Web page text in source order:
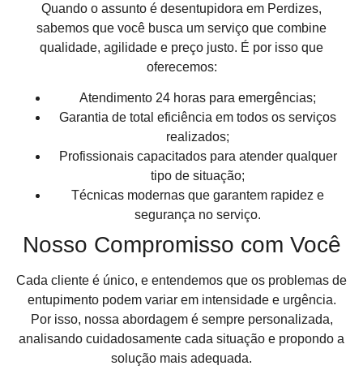
Quando o assunto é desentupidora em Perdizes,
sabemos que você busca um serviço que combine
qualidade, agilidade e preço justo. É por isso que
oferecemos:
Atendimento 24 horas para emergências;
Garantia de total eficiência em todos os serviços
realizados;
Profissionais capacitados para atender qualquer
tipo de situação;
Técnicas modernas que garantem rapidez e
segurança no serviço.
Nosso Compromisso com Você
Cada cliente é único, e entendemos que os problemas de
entupimento podem variar em intensidade e urgência.
Por isso, nossa abordagem é sempre personalizada,
analisando cuidadosamente cada situação e propondo a
solução mais adequada.